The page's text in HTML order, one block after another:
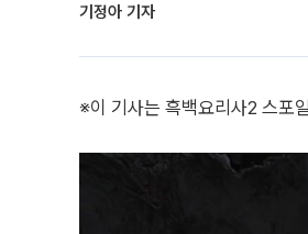
기정아 기자
※이 기사는 흑백요리사2 스포